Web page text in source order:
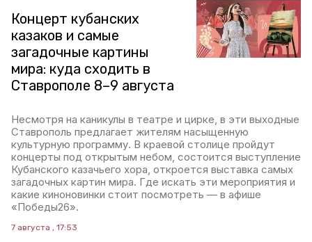
Концерт кубанских
казаков и самые
загадочные картины
мира: куда сходить в
Ставрополе 8–9 августа
Несмотря на каникулы в театре и цирке, в эти выходные
Ставрополь предлагает жителям насыщенную
культурную программу. В краевой столице пройдут
концерты под открытым небом, состоится выступление
Кубанского казачьего хора, откроется выставка самых
загадочных картин мира. Где искать эти мероприятия и
какие киноновинки стоит посмотреть — в афише
«Победы26».
7 августа , 17:53